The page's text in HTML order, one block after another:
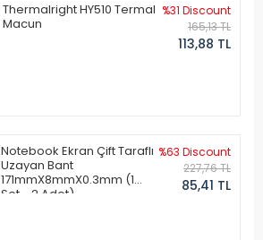
Thermalright HY510 Termal
Macun
%31 Discount
165,13 TL
113,88 TL
Notebook Ekran Çift Taraflı
Uzayan Bant
171mmX8mmX0.3mm (1
Set - 2 Adet)
%63 Discount
227,76 TL
85,41 TL